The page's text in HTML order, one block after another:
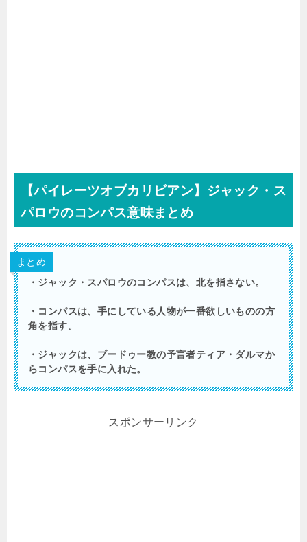
【パイレーツオブカリビアン】ジャック・ス
パロウのコンパス意味まとめ
まとめ
・ジャック・スパロウのコンパスは、北を指さない。
・コンパスは、手にしている人物が一番欲しいものの方
角を指す。
・ジャックは、ブードゥー教の予言者ティア・ダルマか
らコンパスを手に入れた。
スポンサーリンク